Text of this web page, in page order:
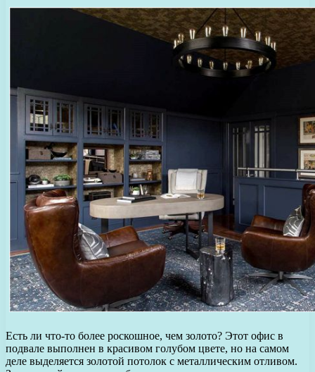
Есть ли что-то более роскошное, чем золото? Этот офис в
подвале выполнен в красивом голубом цвете, но на самом
деле выделяется золотой потолок с металлическим отливом.